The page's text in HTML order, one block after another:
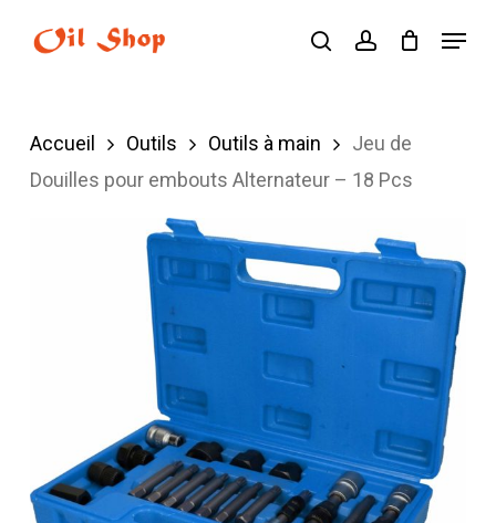
searchaccount
Menu
Accueil Outils Outils à main
Jeu de
Douilles pour embouts Alternateur – 18 Pcs